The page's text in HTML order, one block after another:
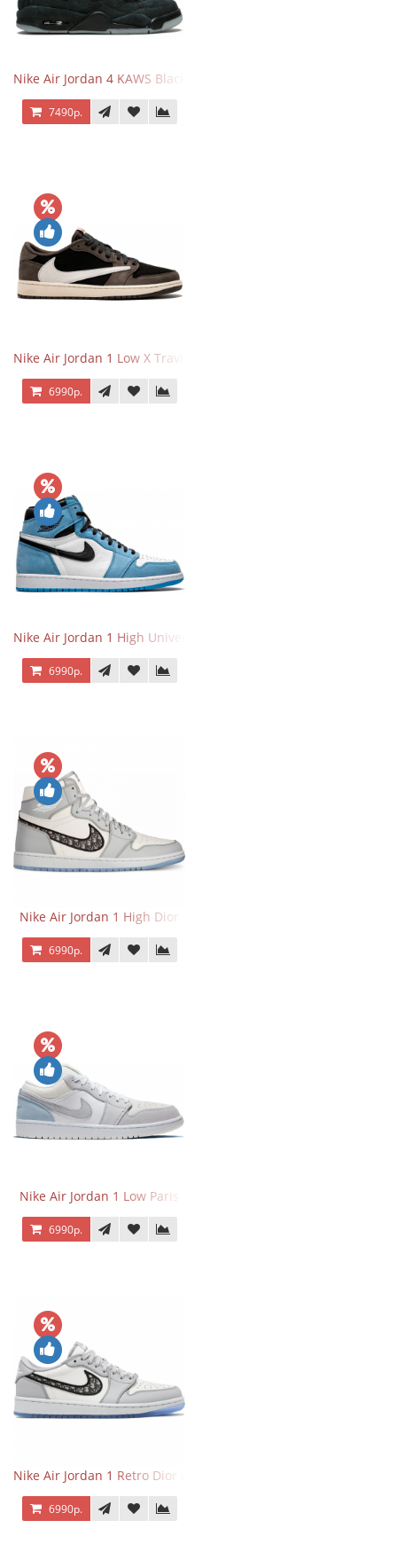
Nike Air Jordan 4 KAWS Black
7490р.
Nike Air Jordan 1 Low X Travis Scott
6990р.
Nike Air Jordan 1 High University Blue
6990р.
Nike Air Jordan 1 High Dior
6990р.
Nike Air Jordan 1 Low Paris
6990р.
Nike Air Jordan 1 Retro Dior Low
6990р.